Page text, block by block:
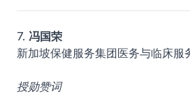
7. 冯国荣
新加坡保健服务集团医务与临床服
授勋赞词